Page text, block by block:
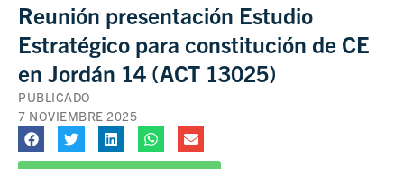
Reunión presentación Estudio
Estratégico para constitución de CE
en Jordán 14 (ACT 13025)
PUBLICADO
7 NOVIEMBRE 2025